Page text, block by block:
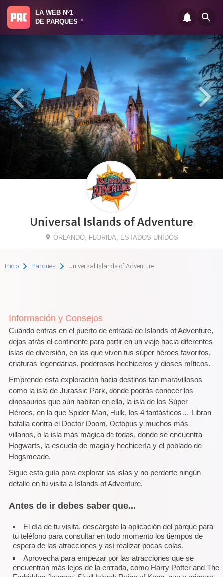
LA WEB Nº1
DE PARQUES
®
Universal Islands of Adventure
ORLANDO, FLORIDA, ESTADOS UNIDOS
Inicio Parques Universal Islands of Adventure
Información y Consejos
Cuando entras en el puerto de entrada de Islands of Adventure,
dejas atrás el continente para partir en un viaje hacia diferentes
islas de diversión, en las que viven tus súper héroes favoritos,
criaturas legendarias, poderosos hechiceros y dioses míticos.
Emprende esta exploración hacia destinos tan maravillosos
como la isla de Jurassic Park, donde podrás conocer los
dinosaurios que aún habitan en ella, la isla de los Súper
Héroes, en la que Spider-Man, Hulk, los 4 fantásticos… Libran
batalla contra el Doctor Doom, Octopus y muchos más
villanos, o la isla más mágica de todas, donde se encuentra
Hogwarts, la escuela de magia y hechicería y el poblado de
Hogsmeade.
Sigue esta guía para explorar las islas y no perderte ningún
detalle en tu visita a Islands of Adventure.
Antes de ir debes saber que...
El día de tu visita, descárgate la aplicación del parque para
tu teléfono para consultar en todo momento los tiempos de
espera de las atracciones y así realizar pocas colas.
Aprovecha para empezar por las atracciones que se
encuentran más lejos de la entrada, como Harry Potter and The